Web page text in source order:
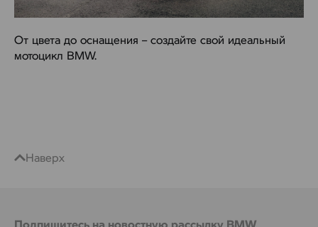
От цвета до оснащения – создайте свой идеальный
мотоцикл BMW.
Наверх
Подпишитесь на новостную рассылку BMW